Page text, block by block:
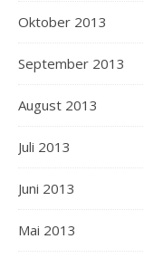
Oktober 2013
September 2013
August 2013
Juli 2013
Juni 2013
Mai 2013